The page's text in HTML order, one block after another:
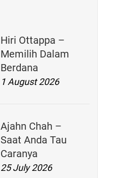
Hiri Ottappa –
Memilih Dalam
Berdana
1 August 2026
Ajahn Chah –
Saat Anda Tau
Caranya
25 July 2026